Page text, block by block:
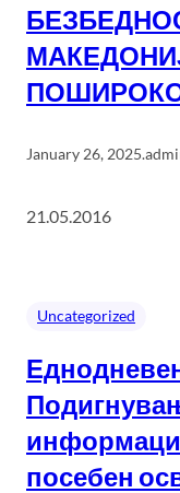
January 26, 2025.
21.05.2016
Uncategorized
посебен